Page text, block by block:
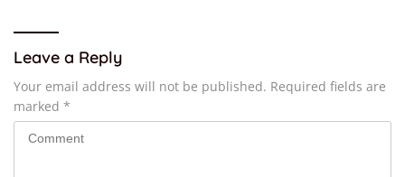
Leave a Reply
Your email address will not be published. Required fields are
marked *